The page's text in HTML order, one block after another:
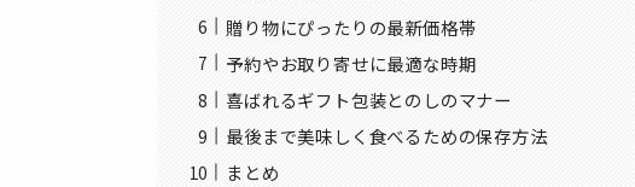
贈り物にぴったりの最新価格帯
予約やお取り寄せに最適な時期
喜ばれるギフト包装とのしのマナー
最後まで美味しく食べるための保存方法
まとめ